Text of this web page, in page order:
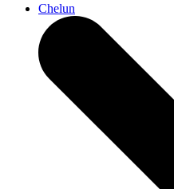
Chelun